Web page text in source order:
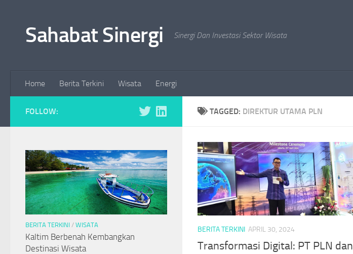
Sahabat Sinergi Sinergi Dan Investasi Sektor Wisata
Home Berita Terkini Wisata Energi
TAGGED: DIREKTUR UTAMA PLN
BERITA TERKINI APRIL 30, 2024
Transformasi Digital: PT PLN dan
FOLLOW:
BERITA TERKINI / WISATA
Kaltim Berbenah Kembangkan
Destinasi Wisata